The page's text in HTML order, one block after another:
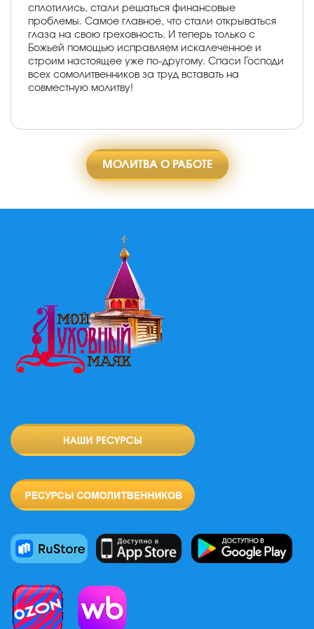
сплотились, стали решаться финансовые
проблемы. Самое главное, что стали открываться
глаза на свою греховность. И теперь только с
Божьей помощью исправляем искалеченное и
строим настоящее уже по-другому. Спаси Господи
всех сомолитвенников за труд вставать на
совместную молитву!
МОЛИТВА О РАБОТЕ